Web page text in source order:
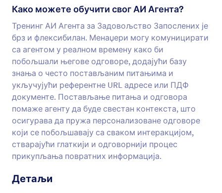
Како можете обучити свог АИ Агента?
Тренинг АИ Агента за Задовољство Запослених је
брз и флексибилан. Менаџери могу комуницирати
са агентом у реалном времену како би
побољшали његове одговоре, додајући базу
знања о често постављаним питањима и
укључујући референтне URL адресе или ПДФ
документе. Постављање питања и одговора
помаже агенту да буде свестан контекста, што
осигурава да пружа персонализоване одговоре
који се побољшавају са сваком интеракцијом,
стварајући глаткији и одговорнији процес
прикупљања повратних информација.
Детаљи